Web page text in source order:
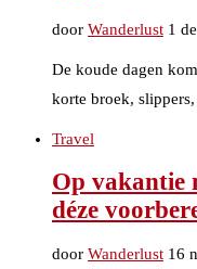
door Wanderlust 1
De koude dagen
korte broek,
Travel
Op vakantie
déze
door Wanderlust 16